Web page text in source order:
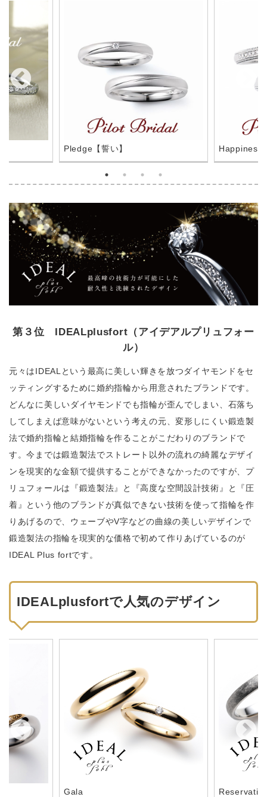
Pledge【誓い】 Happiness
第３位 IDEALplusfort（アイデアルプリュフォー
ル）
元々はIDEALという最高に美しい輝きを放つダイヤモンドをセ
ッティングするために婚約指輪から用意されたブランドです。
どんなに美しいダイヤモンドでも指輪が歪んでしまい、石落ち
してしまえば意味がないという考えの元、変形しにくい鍛造製
法で婚約指輪と結婚指輪を作ることがこだわりのブランドで
す。今までは鍛造製法でストレート以外の流れの綺麗なデザイ
ンを現実的な金額で提供することができなかったのですが、プ
リュフォールは『鍛造製法』と『高度な空間設計技術』と『圧
着』という他のブランドが真似できない技術を使って指輪を作
りあげるので、ウェーブやV字などの曲線の美しいデザインで
鍛造製法の指輪を現実的な価格で初めて作りあげているのが
IDEAL Plus fortです。
IDEALplusfortで人気のデザイン
Gala